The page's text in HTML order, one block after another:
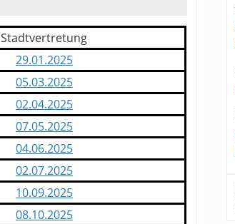
Stadtvertretung
29.01.2025
05.03.2025
02.04.2025
07.05.2025
04.06.2025
02.07.2025
10.09.2025
08.10.2025